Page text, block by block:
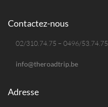
Contactez-nous
02/310.74.75 – 0496/53.74.75
info@theroadtrip.be
Adresse